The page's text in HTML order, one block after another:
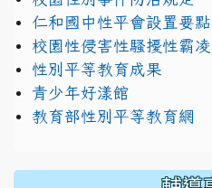
仁和國中性平會設置要點
校園性侵害性騷擾性霸
性別平等教育成果
青少年好漾館
教育部性別平等教育網